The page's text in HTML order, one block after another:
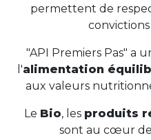
permettent de
"API Premiers Pas" a
l'alimentation
aux valeurs
Le Bio, les produits
sont au cœur